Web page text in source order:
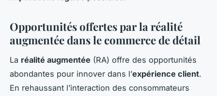
Opportunités offertes par la réalité
augmentée dans le commerce de détail
La réalité augmentée (RA) offre des opportunités
abondantes pour innover dans l’expérience client.
En rehaussant l’interaction des consommateurs